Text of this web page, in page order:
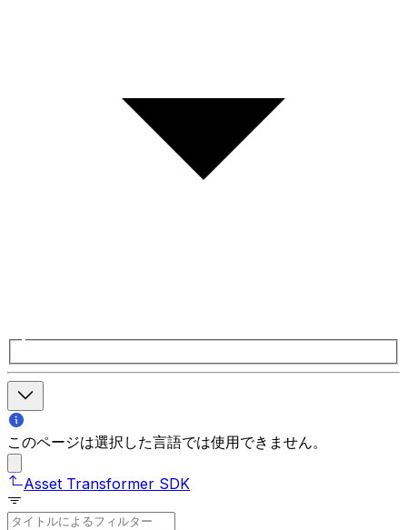
このページは選択した言語では使用できません。
Asset Transformer SDK